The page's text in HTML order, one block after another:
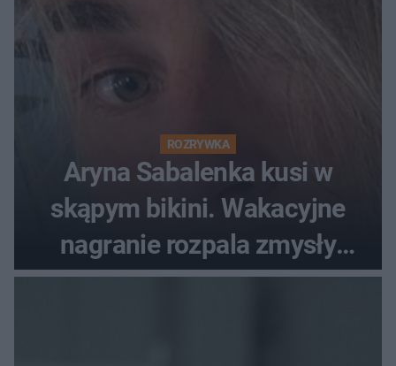
ROZRYWKA
Aryna Sabalenka kusi w
skąpym bikini. Wakacyjne
nagranie rozpala zmysły
fanów